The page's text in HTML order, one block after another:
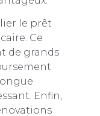
le prêt
Ce
de grands
Enfin,